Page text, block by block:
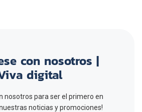
con nosotros |
digital
nosotros para ser el primero en
noticias y promociones!